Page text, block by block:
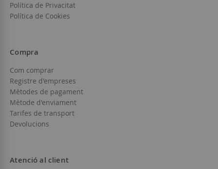
Política de Privacitat
Política de Cookies
Compra
Com comprar
Registre d'empreses
Mètodes de pagament
Mètode d'enviament
Tarifes de transport
Devolucions
Atenció al client